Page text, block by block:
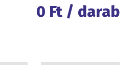
0 Ft / darab